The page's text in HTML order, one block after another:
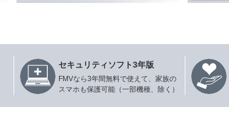
セキュリティソフト3年版
FMVなら3年間無料で使えて、家族の
スマホも保護可能（一部機種、除く）